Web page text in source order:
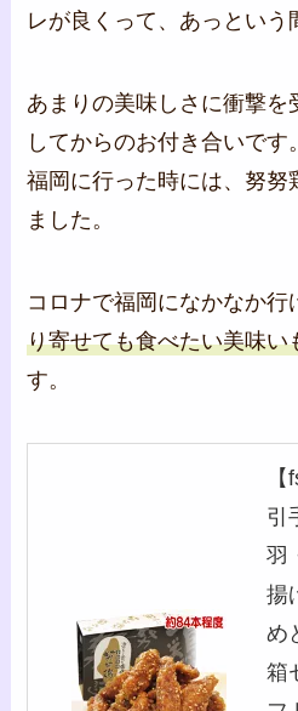
レが良くって、あっという
あまりの美味しさに衝撃を
してからのお付き合いです。
福岡に行った時には、努努
ました。
コロナで福岡になかなか
り寄せても食べたい美味い
す。
引
羽
揚
め
箱